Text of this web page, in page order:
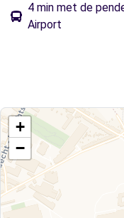
4 min met de
Airport
+
−